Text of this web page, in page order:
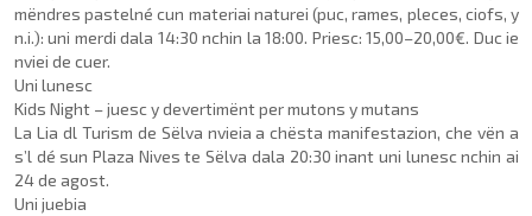
mëndres pastelné cun materiai naturei (puc, rames, pleces, ciofs, y
n.i.): uni merdi dala 14:30 nchin la 18:00. Priesc: 15,00–20,00€. Duc ie
nviei de cuer.
Uni lunesc
Kids Night – juesc y devertimënt per mutons y mutans
La Lia dl Turism de Sëlva nvieia a chësta manifestazion, che vën a
s’l dé sun Plaza Nives te Sëlva dala 20:30 inant uni lunesc nchin ai
24 de agost.
Uni juebia